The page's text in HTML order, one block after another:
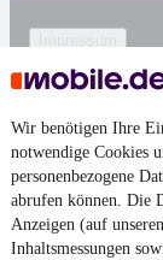
Wir benötigen Ihre
notwendige Cookies
personenbezogene
abrufen können. Die
Anzeigen (auf
Inhaltsmessungen
AGB
Datenschutz
Erklärung zur
Report Security